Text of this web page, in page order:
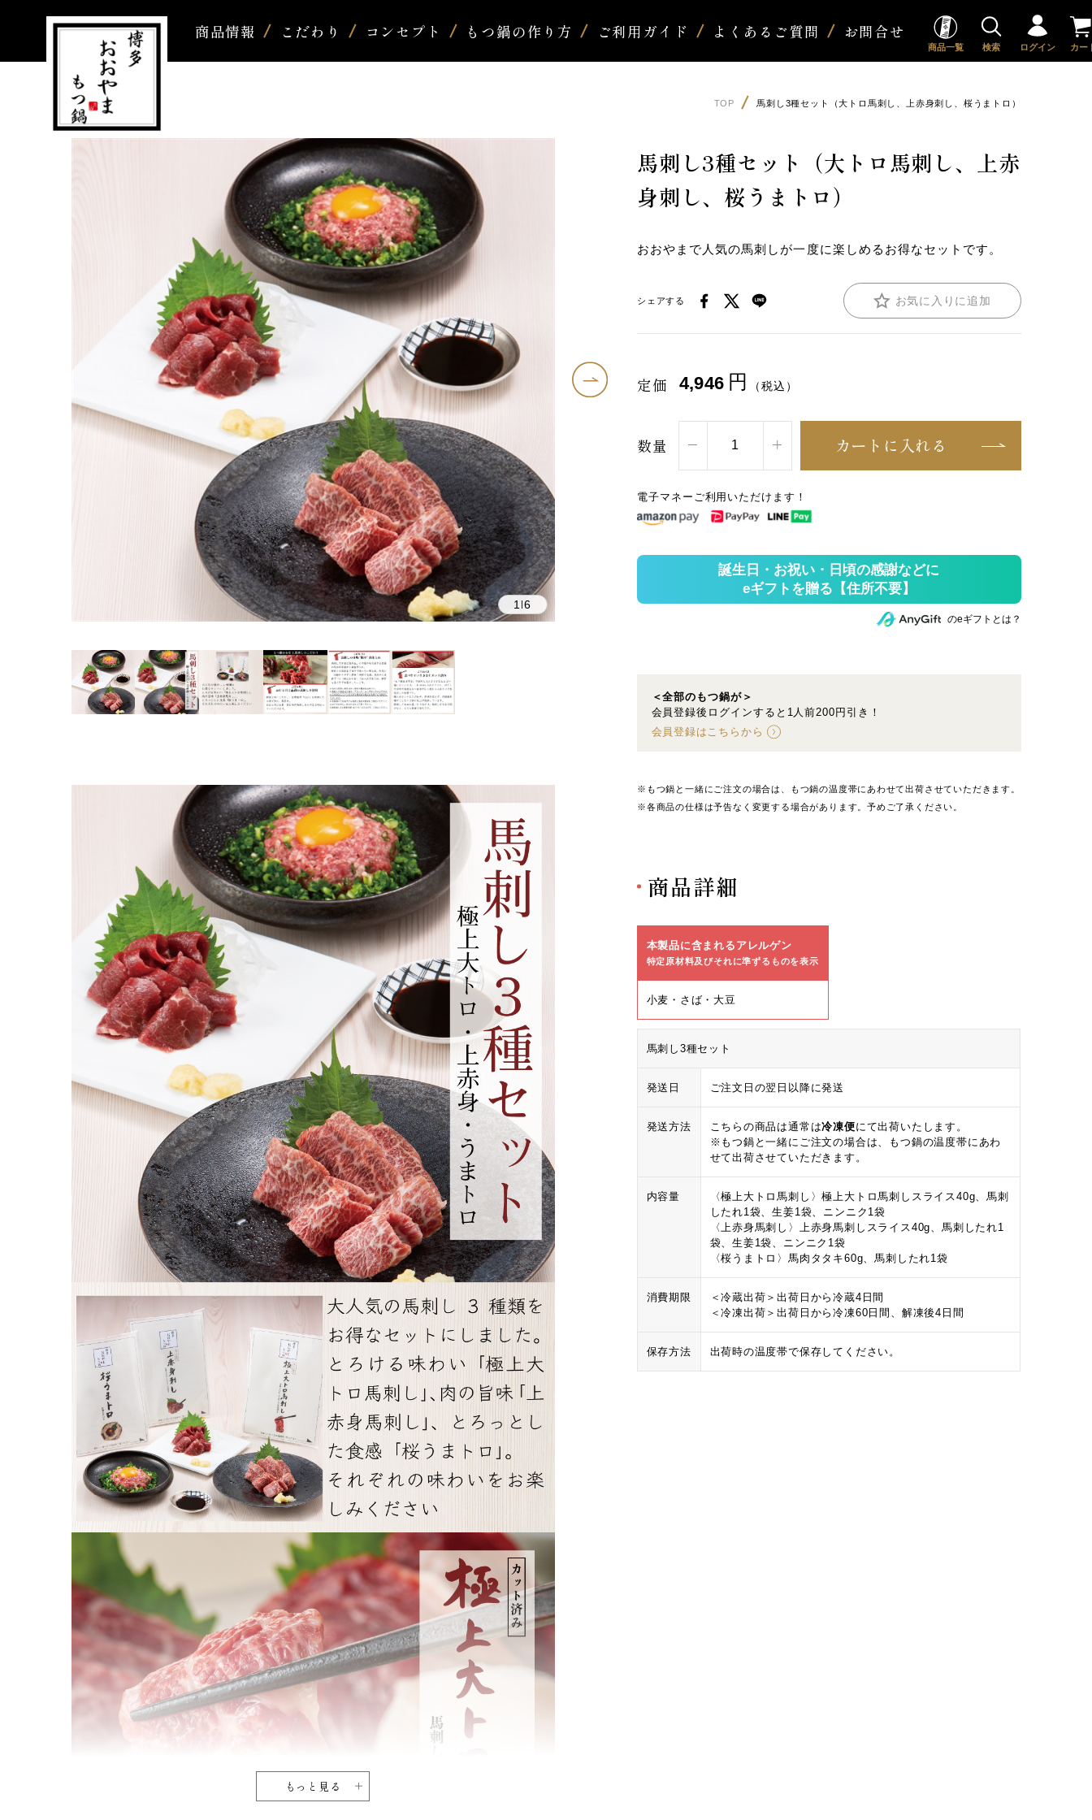
商品情報 こだわり コンセプト もつ鍋の作り方 ご利用ガイド よくあるご質問 お問合せ
商品一覧 検索 ログイン カー
TOP 馬刺し3種セット（大トロ馬刺し、上赤身刺し、桜うまトロ）
1 |6
もっと見る
馬刺し3種セット（大トロ馬刺し、上赤
身刺し、桜うまトロ）
おおやまで人気の馬刺しが一度に楽しめるお得なセットです。
シェアする お気に入りに追加
定価 4,946 円 （税込）
数量 カートに入れる
電子マネーご利用いただけます！
のeギフトとは？
＜全部のもつ鍋が＞
会員登録後ログインすると1人前200円引き！
会員登録はこちらから
※もつ鍋と一緒にご注文の場合は、もつ鍋の温度帯にあわせて出荷させていただきます。
※各商品の仕様は予告なく変更する場合があります。予めご了承ください。
商品詳細
本製品に含まれるアレルゲン
特定原材料及びそれに準ずるものを表示
小麦・さば・大豆
馬刺し3種セット
発送日 ご注文日の翌日以降に発送
発送方法 こちらの商品は通常は冷凍便にて出荷いたします。
※もつ鍋と一緒にご注文の場合は、もつ鍋の温度帯にあわ
せて出荷させていただきます。
内容量
〈極上大トロ馬刺し〉極上大トロ馬刺しスライス40g、馬刺
したれ1袋、生姜1袋、ニンニク1袋
〈上赤身馬刺し〉上赤身馬刺しスライス40g、馬刺したれ1
袋、生姜1袋、ニンニク1袋
〈桜うまトロ〉馬肉タタキ60g、馬刺したれ1袋
消費期限
＜冷蔵出荷＞出荷日から冷蔵4日間
＜冷凍出荷＞出荷日から冷凍60日間、解凍後4日間
保存方法 出荷時の温度帯で保存してください。